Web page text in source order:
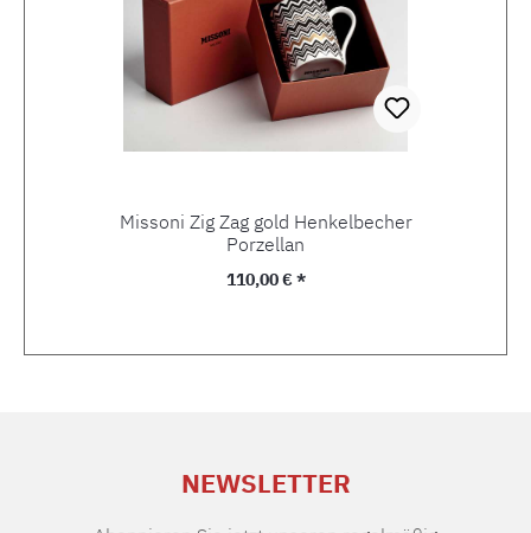
Missoni Zig Zag gold Henkelbecher
Porzellan
Regulärer Preis:
110,00 € *
NEWSLETTER